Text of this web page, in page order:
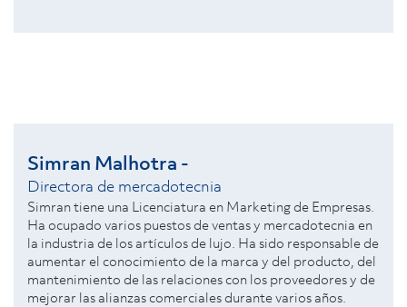
Simran Malhotra -
Directora de mercadotecnia
Simran tiene una Licenciatura en Marketing de Empresas.
Ha ocupado varios puestos de ventas y mercadotecnia en
la industria de los artículos de lujo. Ha sido responsable de
aumentar el conocimiento de la marca y del producto, del
mantenimiento de las relaciones con los proveedores y de
mejorar las alianzas comerciales durante varios años.